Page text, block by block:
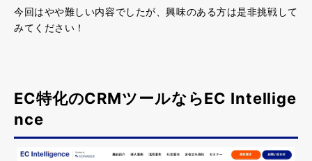
今回はやや難しい内容でしたが、興味のある方は是非挑戦して
みてください！
EC特化のCRMツールならEC Intellige
nce